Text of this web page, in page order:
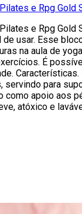
e Rpg Gold
e Rpg
usar. Esse
na aula de
É
servindo para
como apoio aos
atóxico e